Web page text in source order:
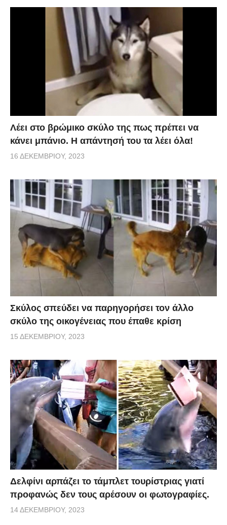
Λέει στο βρώμικο σκύλο της πως πρέπει να
κάνει μπάνιο. Η απάντησή του τα λέει όλα!
16 ΔΕΚΕΜΒΡΊΟΥ, 2023
Σκύλος σπεύδει να παρηγορήσει τον άλλο
σκύλο της οικογένειας που έπαθε κρίση
15 ΔΕΚΕΜΒΡΊΟΥ, 2023
Δελφίνι αρπάζει το τάμπλετ τουρίστριας γιατί
προφανώς δεν τους αρέσουν οι φωτογραφίες.
14 ΔΕΚΕΜΒΡΊΟΥ, 2023